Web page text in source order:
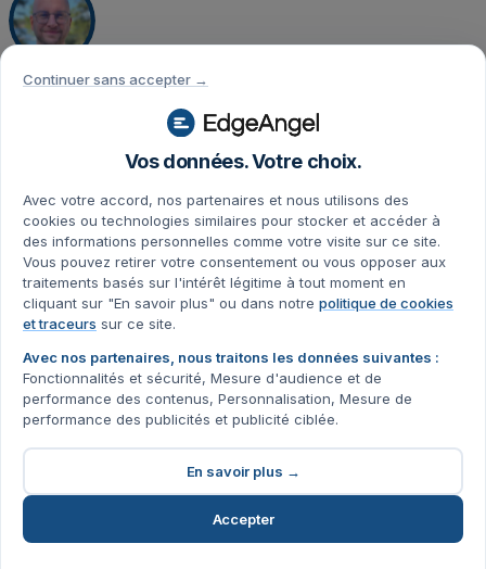
de la valeur concrète, rapidement."
Ou appelez-nous directement : 01 84 16 42 20
Continuer sans accepter →
Vos données. Votre choix.
Avec votre accord, nos partenaires et nous utilisons des
cookies ou technologies similaires pour stocker et accéder à
des informations personnelles comme votre visite sur ce site.
Vous pouvez retirer votre consentement ou vous opposer aux
traitements basés sur l'intérêt légitime à tout moment en
cliquant sur "En savoir plus" ou dans notre politique de cookies
et traceurs sur ce site.
Avec nos partenaires, nous traitons les données suivantes :
Fonctionnalités et sécurité, Mesure d'audience et de
performance des contenus, Personnalisation, Mesure de
performance des publicités et publicité ciblée.
En savoir plus →
Accepter